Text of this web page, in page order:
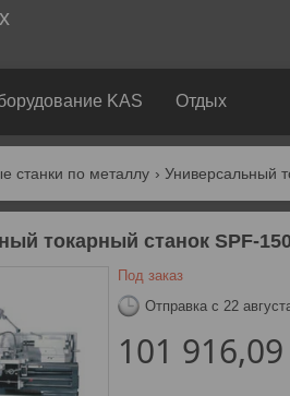
KAS Отдых
станки по металлу Универсальный
токарный станок SPF-
Под заказ
Отправка с 22
101 916,09